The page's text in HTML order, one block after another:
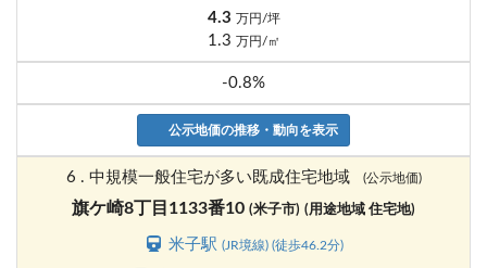
4.3 万円/坪
1.3 万円/㎡
-0.8%
公示地価の推移・動向を表示
6 . 中規模一般住宅が多い既成住宅地域 (公示地価)
旗ケ崎8丁目1133番10 (米子市) (用途地域 住宅地)
米子駅(JR境線) (徒歩46.2分)